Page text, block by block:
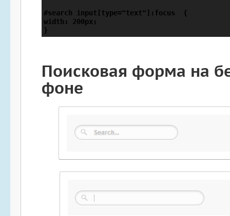
#search input[type="text"]:focus  {
width: 200px;
}
Поисковая форма на
фоне